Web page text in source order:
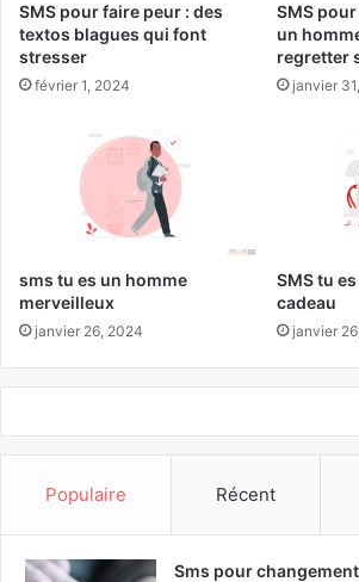
SMS pour faire peur : des
textos blagues qui font
stresser
février 1, 2024
SMS
un
regretter
janvier
sms tu es un homme
merveilleux
janvier 26, 2024
SMS tu
cadeau
janvier
Populaire Récent
Sms pour